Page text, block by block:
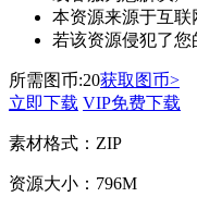
本资源来源于互联
若该资源侵犯了
所需图币:20获取图币>
立即下载 VIP免费下载
素材格式： ZIP
资源大小： 796M